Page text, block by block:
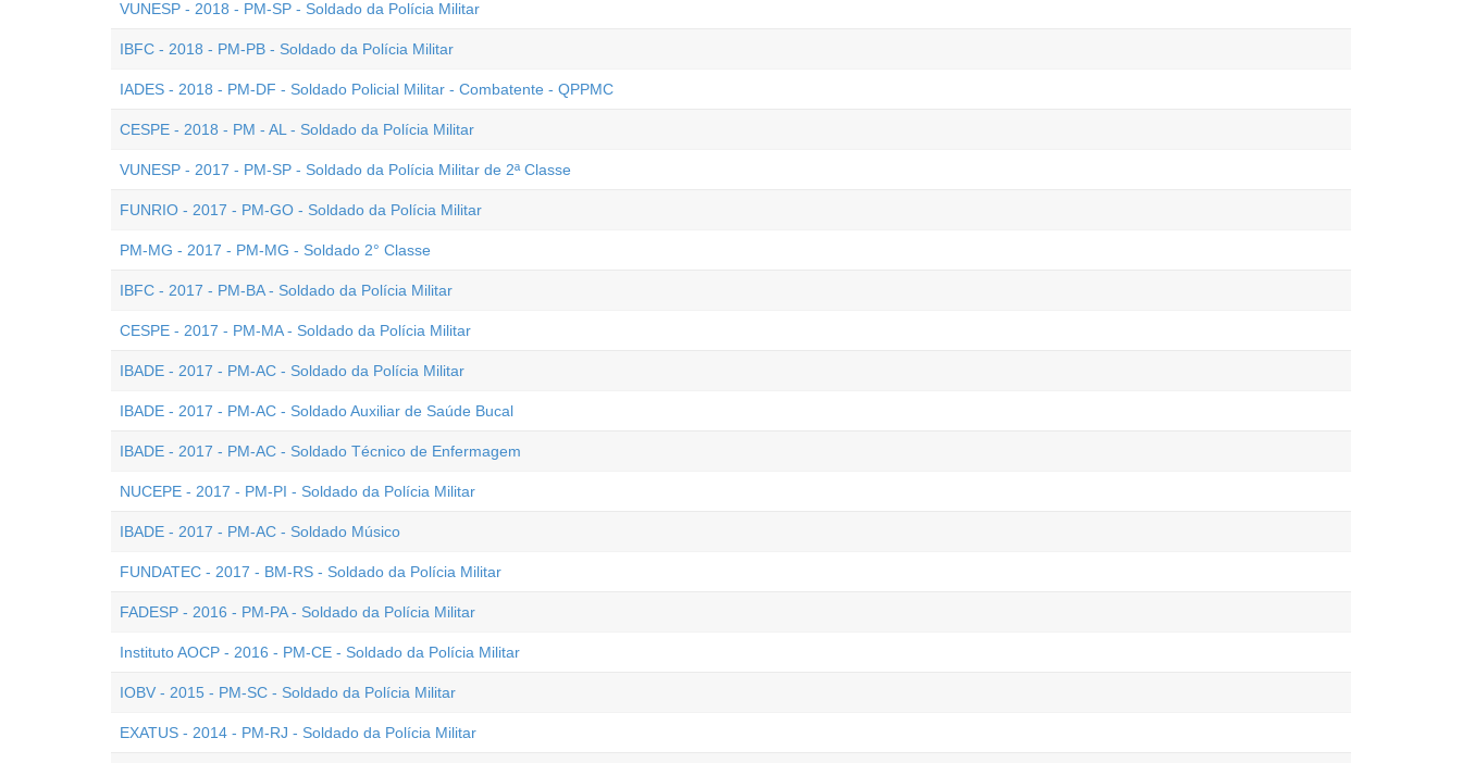
VUNESP - 2018 - PM-SP - Soldado da Polícia Militar
IBFC - 2018 - PM-PB - Soldado da Polícia Militar
IADES - 2018 - PM-DF - Soldado Policial Militar - Combatente - QPPMC
CESPE - 2018 - PM - AL - Soldado da Polícia Militar
VUNESP - 2017 - PM-SP - Soldado da Polícia Militar de 2ª Classe
FUNRIO - 2017 - PM-GO - Soldado da Polícia Militar
PM-MG - 2017 - PM-MG - Soldado 2° Classe
IBFC - 2017 - PM-BA - Soldado da Polícia Militar
CESPE - 2017 - PM-MA - Soldado da Polícia Militar
IBADE - 2017 - PM-AC - Soldado da Polícia Militar
IBADE - 2017 - PM-AC - Soldado Auxiliar de Saúde Bucal
IBADE - 2017 - PM-AC - Soldado Técnico de Enfermagem
NUCEPE - 2017 - PM-PI - Soldado da Polícia Militar
IBADE - 2017 - PM-AC - Soldado Músico
FUNDATEC - 2017 - BM-RS - Soldado da Polícia Militar
FADESP - 2016 - PM-PA - Soldado da Polícia Militar
Instituto AOCP - 2016 - PM-CE - Soldado da Polícia Militar
IOBV - 2015 - PM-SC - Soldado da Polícia Militar
EXATUS - 2014 - PM-RJ - Soldado da Polícia Militar